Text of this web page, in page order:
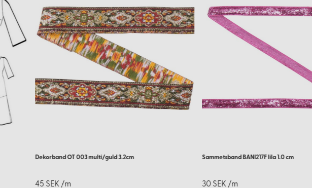
Dekorband OT 003 multi/guld 3.2cm
45 SEK /m
Sammetsband BANI217F lila 1.0 cm
30 SEK /m